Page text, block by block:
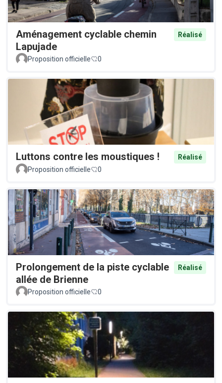
Aménagement cyclable chemin
Lapujade
Réalisé
Proposition officielle 0
Luttons contre les moustiques !
Réalisé
Proposition officielle
0
Prolongement de la piste cyclable
allée de Brienne
Réalisé
Proposition officielle 0